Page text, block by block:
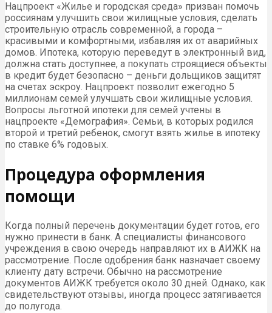
Нацпроект «Жилье и городская среда» призван помочь
россиянам улучшить свои жилищные условия, сделать
строительную отрасль современной, а города –
красивыми и комфортными, избавляя их от аварийных
домов. Ипотека, которую переведут в электронный вид,
должна стать доступнее, а покупать строящиеся объекты
в кредит будет безопасно – деньги дольщиков защитят
на счетах эскроу. Нацпроект позволит ежегодно 5
миллионам семей улучшать свои жилищные условия.
Вопросы льготной ипотеки для семей учтены в
нацпроекте «Демография». Семьи, в которых родился
второй и третий ребенок, смогут взять жилье в ипотеку
по ставке 6% годовых.
Процедура оформления
помощи
Когда полный перечень документации будет готов, его
нужно принести в банк. А специалисты финансового
учреждения в свою очередь направляют их в АИЖК на
рассмотрение. После одобрения банк назначает своему
клиенту дату встречи. Обычно на рассмотрение
документов АИЖК требуется около 30 дней. Однако, как
свидетельствуют отзывы, иногда процесс затягивается
до полугода.